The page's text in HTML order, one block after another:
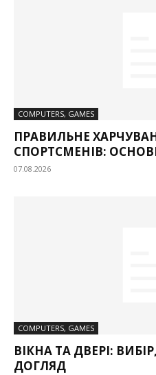
COMPUTERS, GAMES
ПРАВИЛЬНЕ
СПОРТСМЕНІВ:
07.08.2026
COMPUTERS, GAMES
ВІКНА ТА ДВЕРІ:
ДОГЛЯД